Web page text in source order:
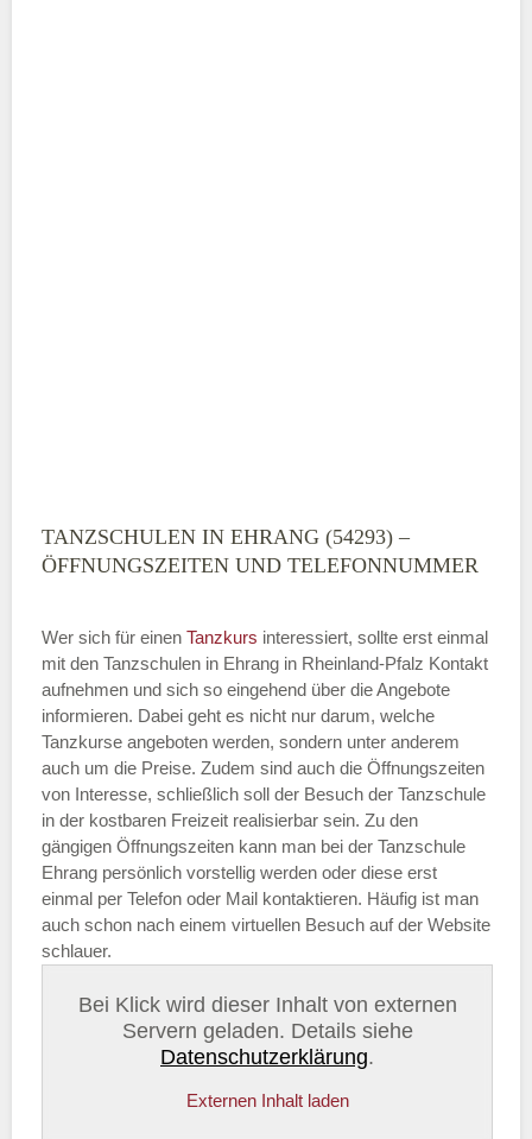
TANZSCHULEN IN EHRANG (54293) –
ÖFFNUNGSZEITEN UND TELEFONNUMMER
Wer sich für einen Tanzkurs interessiert, sollte erst einmal
mit den Tanzschulen in Ehrang in Rheinland-Pfalz Kontakt
aufnehmen und sich so eingehend über die Angebote
informieren. Dabei geht es nicht nur darum, welche
Tanzkurse angeboten werden, sondern unter anderem
auch um die Preise. Zudem sind auch die Öffnungszeiten
von Interesse, schließlich soll der Besuch der Tanzschule
in der kostbaren Freizeit realisierbar sein. Zu den
gängigen Öffnungszeiten kann man bei der Tanzschule
Ehrang persönlich vorstellig werden oder diese erst
einmal per Telefon oder Mail kontaktieren. Häufig ist man
auch schon nach einem virtuellen Besuch auf der Website
schlauer.
Bei Klick wird dieser Inhalt von externen
Servern geladen. Details siehe
Datenschutzerklärung.
Externen Inhalt laden